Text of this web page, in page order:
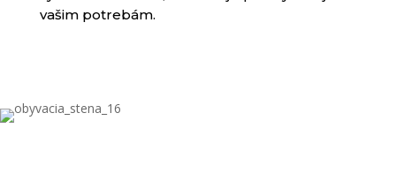
vašim potrebám.